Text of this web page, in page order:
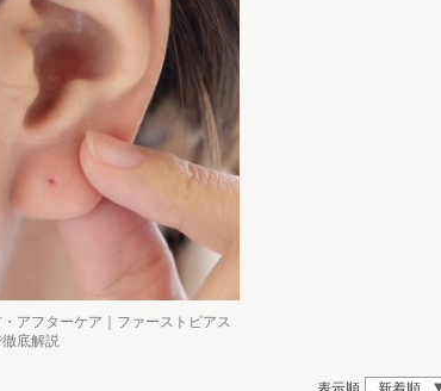
アフターケア｜ファーストピアス
底解説